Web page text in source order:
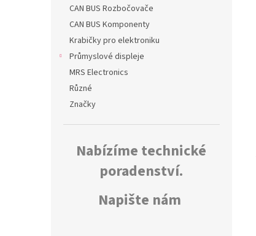
CAN BUS Rozbočovače
CAN BUS Komponenty
Krabičky pro elektroniku
Průmyslové displeje
MRS Electronics
Různé
Značky
Nabízíme technické
poradenství.
Napište nám